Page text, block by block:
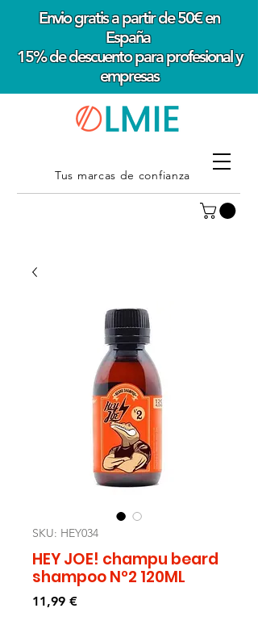
Envio gratis a partir de 50€ en
España
15% de descuento para profesional y
empresas
Tus marcas de confianza
SKU: HEY034
HEY JOE! champu beard
shampoo Nº2 120ML
11,99 €Precio